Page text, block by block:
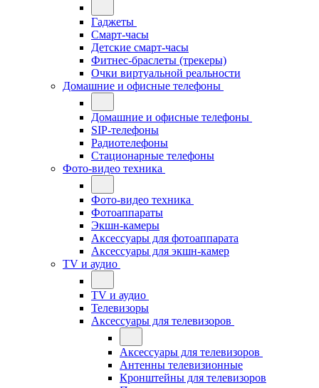
Гаджеты
Смарт-часы
Детские смарт-часы
Фитнес-браслеты (трекеры)
Очки виртуальной реальности
Домашние и офисные телефоны
Домашние и офисные телефоны
SIP-телефоны
Радиотелефоны
Стационарные телефоны
Фото-видео техника
Фото-видео техника
Фотоаппараты
Экшн-камеры
Аксессуары для фотоаппарата
Аксессуары для экшн-камер
TV и аудио
TV и аудио
Телевизоры
Аксессуары для телевизоров
Аксессуары для телевизоров
Антенны телевизионные
Кронштейны для телевизоров